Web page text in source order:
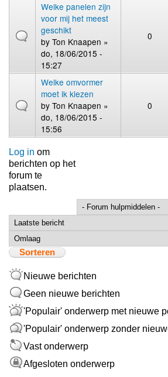
Welke panelen zijn
voor mij het meest
geschikt
by Ton Knaapen »
do, 18/06/2015 -
15:27
0
Welke omvormer
moet ik kiezen
by Ton Knaapen »
do, 18/06/2015 -
15:56
0
Log in om
berichten op het
forum te
plaatsen.
Sorteer op
Sorteren
Nieuwe berichten
Geen nieuwe berichten
'Populair' onderwerp met nieuwe
'Populair' onderwerp zonder
Vast onderwerp
Afgesloten onderwerp